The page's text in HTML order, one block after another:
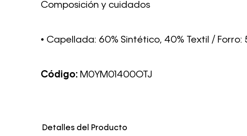
Composición y cuidados
• Capellada: 60% Sintético, 40% Textil / Forro:
Código: M0YM01400OTJ
Detalles del Producto